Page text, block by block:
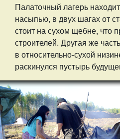
Палаточный лагерь
насыпью, в двух шагах от
стоит на сухом щебне, что
строителей. Другая же
в относительно-сухой
раскинулся пустырь